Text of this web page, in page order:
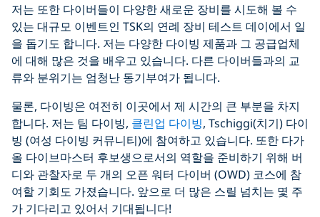
저는 또한 다이버들이 다양한 새로운 장비를 시도해 볼 수
있는 대규모 이벤트인 TSK의 연례 장비 테스트 데이에서 일
을 돕기도 합니다. 저는 다양한 다이빙 제품과 그 공급업체
에 대해 많은 것을 배우고 있습니다. 다른 다이버들과의 교
류와 분위기는 엄청난 동기부여가 됩니다.
물론, 다이빙은 여전히 이곳에서 제 시간의 큰 부분을 차지
합니다. 저는 팀 다이빙, 클린업 다이빙, Tschiggi(치기) 다이
빙 (여성 다이빙 커뮤니티)에 참여하고 있습니다. 또한 다가
올 다이브마스터 후보생으로서의 역할을 준비하기 위해 버
디와 관찰자로 두 개의 오픈 워터 다이버 (OWD) 코스에 참
여할 기회도 가졌습니다. 앞으로 더 많은 스릴 넘치는 몇 주
가 기다리고 있어서 기대됩니다!